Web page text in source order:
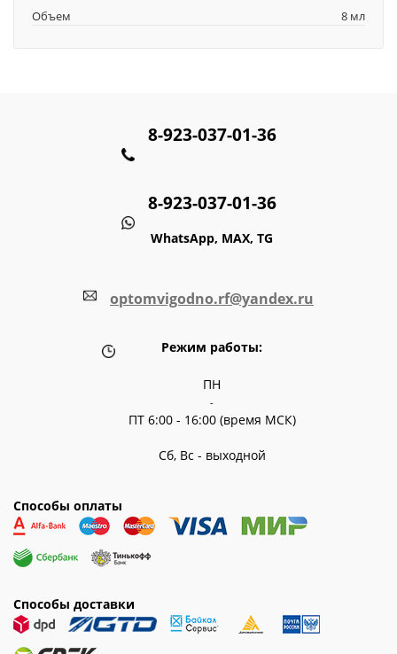
Объем
8 мл
8-923-037-01-36
8-923-037-01-36
WhatsApp, MAX, TG
optomvigodno.rf@yandex.ru
Режим работы:
ПН
-
ПТ 6:00 - 16:00 (время МСК)
Сб, Вс - выходной
Способы оплаты
Способы доставки